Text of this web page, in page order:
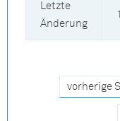
Letzte
Änderung
vorherige